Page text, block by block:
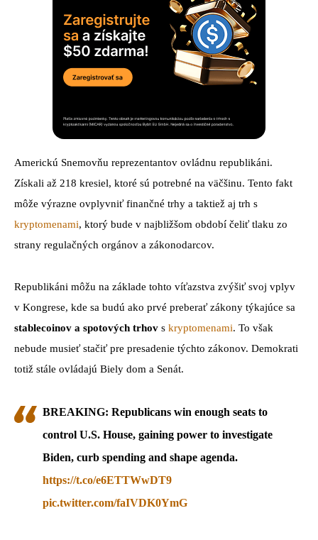
Americkú Snemovňu reprezentantov ovládnu republikáni.
Získali až 218 kresiel, ktoré sú potrebné na väčšinu. Tento fakt
môže výrazne ovplyvniť finančné trhy a taktiež aj trh s
kryptomenami, ktorý bude v najbližšom období čeliť tlaku zo
strany regulačných orgánov a zákonodarcov.
Republikáni môžu na základe tohto víťazstva zvýšiť svoj vplyv
v Kongrese, kde sa budú ako prvé preberať zákony týkajúce sa
stablecoinov a spotových trhov s kryptomenami. To však
nebude musieť stačiť pre presadenie týchto zákonov. Demokrati
totiž stále ovládajú Biely dom a Senát.
BREAKING: Republicans win enough seats to
control U.S. House, gaining power to investigate
Biden, curb spending and shape agenda.
https://t.co/e6ETTWwDT9
pic.twitter.com/faIVDK0YmG